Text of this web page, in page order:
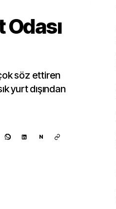
söz ettiren
yurt dışından
N